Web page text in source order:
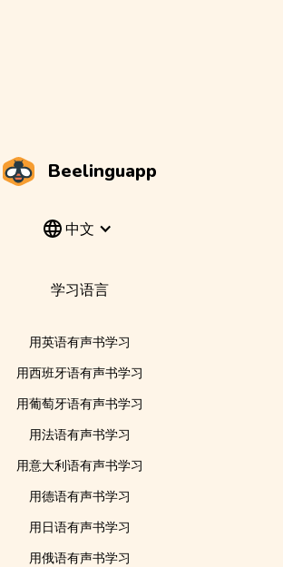
Beelinguapp
中文
学习语言
用英语有声书学习
用西班牙语有声书学习
用葡萄牙语有声书学习
用法语有声书学习
用意大利语有声书学习
用德语有声书学习
用日语有声书学习
用俄语有声书学习